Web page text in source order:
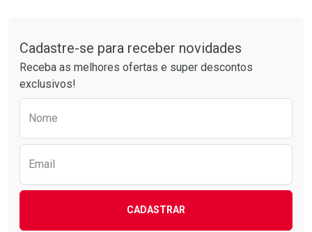
Por R$ 34,39/cada
Por R$ 38,87/cada
Cadastre-se para receber novidades
Receba as melhores ofertas e super descontos
exclusivos!
Nome
Email
CADASTRAR